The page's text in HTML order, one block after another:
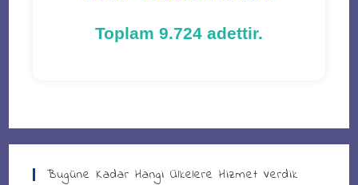
Toplam 9.724 adettir.
Bugüne Kadar Hangi Ülkelere Hizmet Verdik